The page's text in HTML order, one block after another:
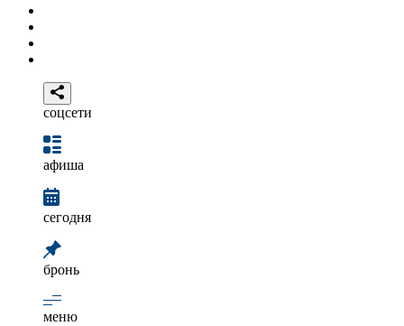
соцсети
афиша
сегодня
бронь
меню